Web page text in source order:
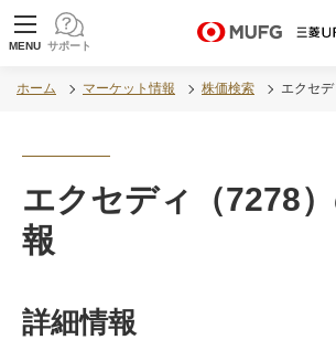
MUFG 世界が進むチカラにな
MENU サポート
ホーム マーケット情報 株価検索 エクセデ
エクセディ（7278
報
詳細情報